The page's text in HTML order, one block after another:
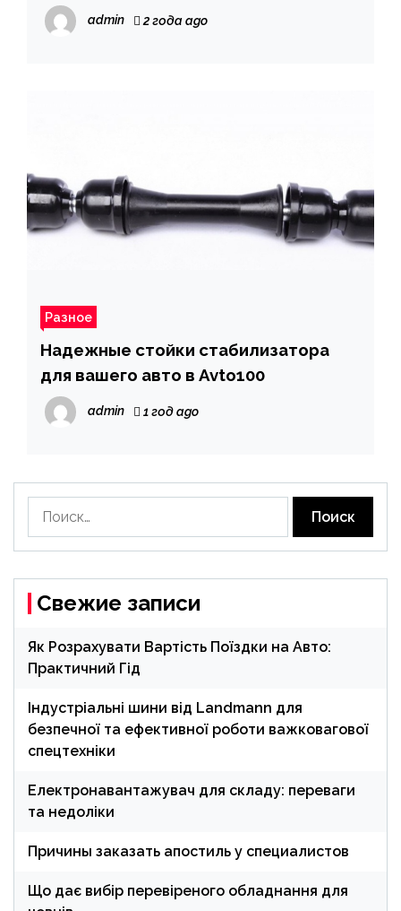
admin 2 года ago
Разное
Надежные стойки стабилизатора
для вашего авто в Avto100
admin 1 год ago
Свежие записи
Як Розрахувати Вартість Поїздки на Авто:
Практичний Гід
Індустріальні шини від Landmann для
безпечної та ефективної роботи важковагової
спецтехніки
Електронавантажувач для складу: переваги
та недоліки
Причины заказать апостиль у специалистов
Що дає вибір перевіреного обладнання для